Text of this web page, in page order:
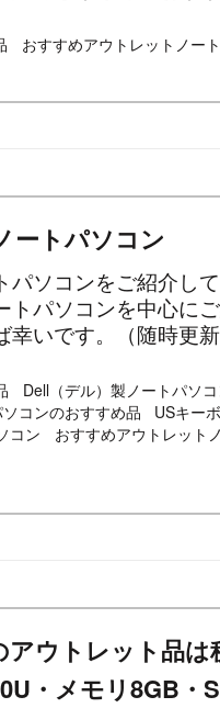
おすすめアウトレットノー
ートパソコン
パソコンをご紹介し
トパソコンを中心に
いです。（随時更新
Dell（デル）製ノートパソ
コンのおすすめ品
USキー
コン おすすめアウトレット
アウトレット品
・メモリ8GB・